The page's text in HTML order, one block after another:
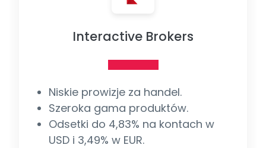
Interactive Brokers
Niskie prowizje za handel.
Szeroka gama produktów.
Odsetki do 4,83% na kontach w
USD i 3,49% w EUR.